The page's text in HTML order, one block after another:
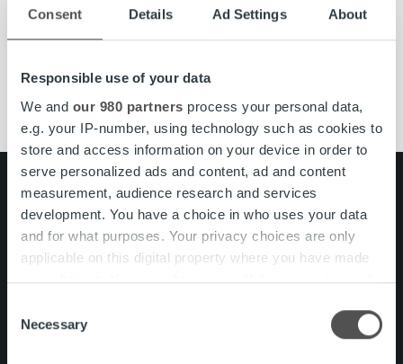
Consent Details Ad Settings About
Responsible use of your data
We and our 980 partners process your personal data,
e.g. your IP-number, using technology such as cookies to
store and access information on your device in order to
serve personalized ads and content, ad and content
measurement, audience research and services
development. You have a choice in who uses your data
and for what purposes. Your privacy choices are only
applicable on this digital property where you have made
your choices. You can change or withdraw your consent
the Privacy trigger icon.
Selection
Necessary
tapahtuma järjestetään nyt kolmatta kertaa.
Ajankohtaista
Pikalinkit
Yhteystiedot
Search for: